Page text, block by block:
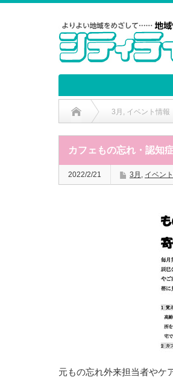
3月 , イベント情報
カフェもの忘れ・認知
2022/2/21 3月 , イベン
元もの忘れ外来担当者やケ